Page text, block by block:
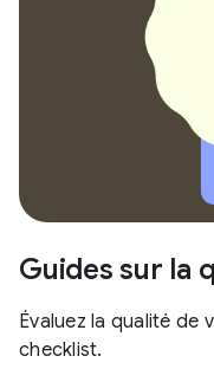
Guides sur la
Évaluez la qualité de
checklist.